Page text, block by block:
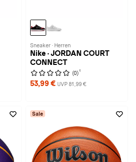
Sneaker · Herren
Nike · JORDAN COURT
CONNECT
(0) 1
53,99 € UVP 81,99 €
Sale